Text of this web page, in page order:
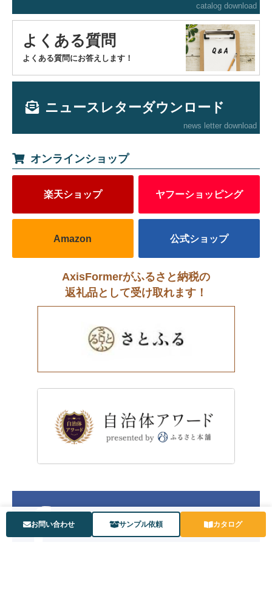
catalog download
よくある質問
よくある質問にお答えします！
ニュースレターダウンロード
news letter download
オンラインショップ
楽天ショップ ヤフーショッピング
Amazon 公式ショップ
AxisFormerがふるさと納税の
返礼品として受け取れます！
お問い合わせ サンプル依頼 カタログ